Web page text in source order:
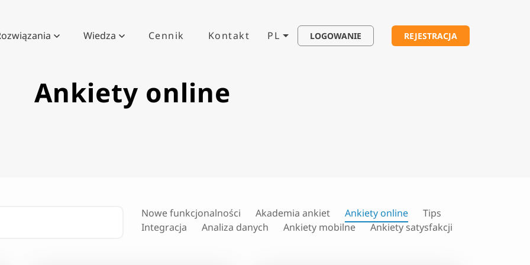
Wiedza Cennik Kontakt PL LOGOWANIE REJESTRACJA
Ankiety online
Nowe funkcjonalności Akademia ankiet Ankiety online
Tips
Integracja
Analiza danych Ankiety mobilne Ankiety satysfakcji